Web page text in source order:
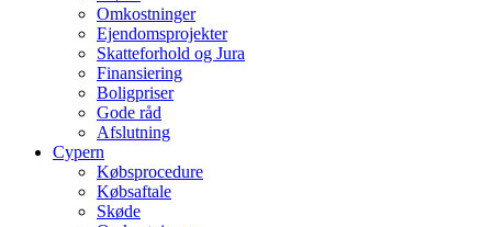
Omkostninger
Ejendomsprojekter
Skatteforhold og Jura
Finansiering
Boligpriser
Gode råd
Afslutning
Cypern
Købsprocedure
Købsaftale
Skøde